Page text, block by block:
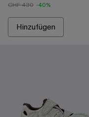
CHF 430 -40%
Hinzufügen